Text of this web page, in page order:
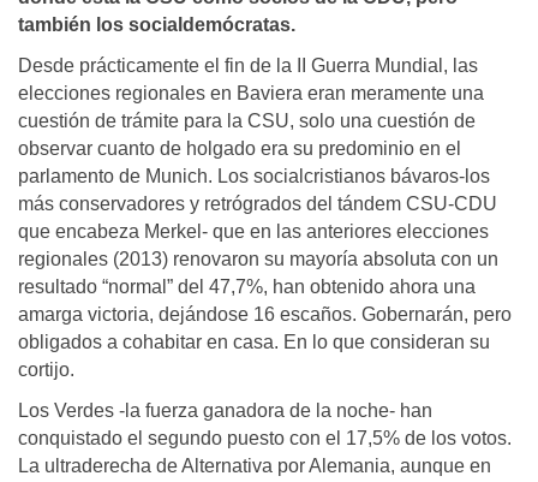
también los socialdemócratas.
Desde prácticamente el fin de la II Guerra Mundial, las
elecciones regionales en Baviera eran meramente una
cuestión de trámite para la CSU, solo una cuestión de
observar cuanto de holgado era su predominio en el
parlamento de Munich. Los socialcristianos bávaros-los
más conservadores y retrógrados del tándem CSU-CDU
que encabeza Merkel- que en las anteriores elecciones
regionales (2013) renovaron su mayoría absoluta con un
resultado “normal” del 47,7%, han obtenido ahora una
amarga victoria, dejándose 16 escaños. Gobernarán, pero
obligados a cohabitar en casa. En lo que consideran su
cortijo.
Los Verdes -la fuerza ganadora de la noche- han
conquistado el segundo puesto con el 17,5% de los votos.
La ultraderecha de Alternativa por Alemania, aunque en